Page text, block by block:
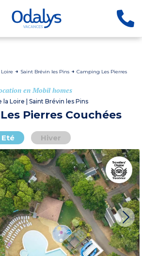
Loire Saint Brévin les Pins
Camping Les Pierres
en Mobil homes
la Loire | Saint Brévin les Pins
Pierres Couchées
Eté Hiver